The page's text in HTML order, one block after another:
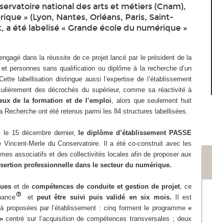
national des arts et métiers (Cnam),
» (Lyon, Nantes, Orléans, Paris, Saint-
a été labelisé « Grande école du numérique »
dans la réussite de ce projet lancé par le président de la
personnes sans qualification ou diplôme à la recherche d’un
labellisation distingue aussi l’expertise de l’établissement
des décrochés du supérieur, comme sa réactivité à
de la formation et de l’emploi , alors que seulement huit
ont été retenus parmi les 84 structures labellisées.
15 décembre dernier, le diplôme d’établissement PASSE
Merle du Conservatoire. Il a été co-construit avec les
associatifs et des collectivités locales afin de proposer aux
professionnelle dans le secteur du numérique.
et de compétences de conduite et gestion de projet , ce
etpeut être suivi puis validé en six mois. Il est
proposées par l’établissement : cinq forment le programme«
centré sur l’acquisition de compétences transversales ; deux